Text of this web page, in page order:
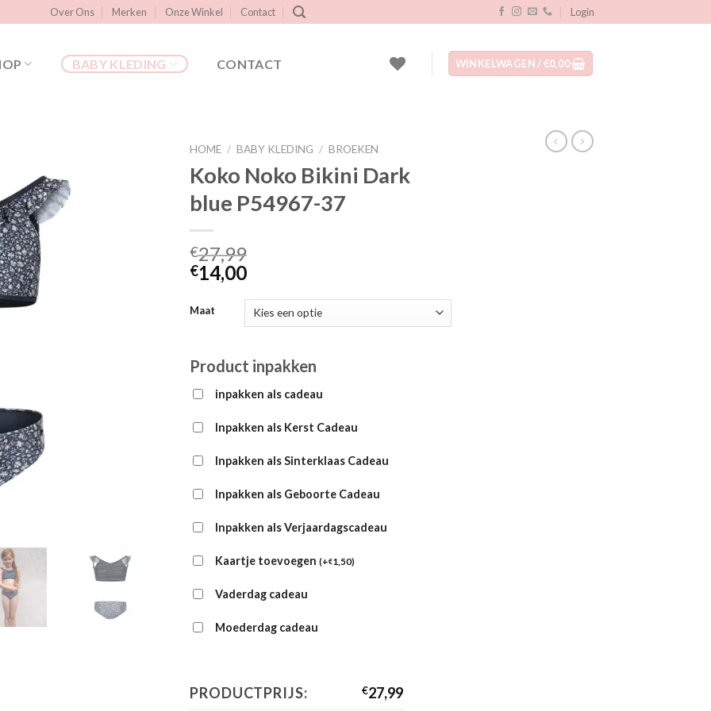
Over Ons Merken Onze Winkel Contact Login
BABY KLEDING CONTACT WINKELWAGEN /€0,00
HOME / BABY KLEDING / BROEKEN
Koko Noko Bikini Dark
blue P54967-37
€27,99
€14,00
Maat
Product inpakken
inpakken als cadeau
Inpakken als Kerst Cadeau
Inpakken als Sinterklaas Cadeau
Inpakken als Geboorte Cadeau
Inpakken als Verjaardagscadeau
Kaartje toevoegen (+€1,50)
Vaderdag cadeau
Moederdag cadeau
PRODUCTPRIJS: €27,99